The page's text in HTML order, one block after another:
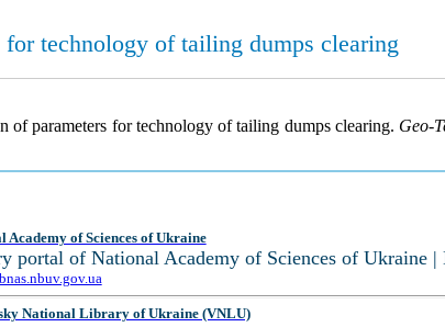
technology of tailing dumps clearing
of parameters for technology of tailing dumps clearing. Geo-
Academy of Sciences of Ukraine
portal of National Academy of Sciences of Ukraine
National Library of Ukraine (VNLU)